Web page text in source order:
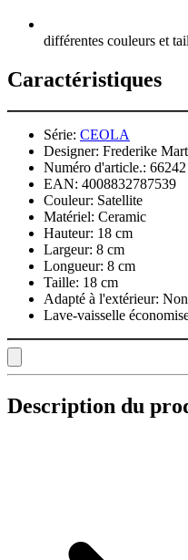
différentes couleurs et
Caractéristiques
Série: CEOLA
Designer: Frederike
Numéro d'article.: 66242
EAN: 4008832787539
Couleur: Satellite
Matériel: Ceramic
Hauteur: 18 cm
Largeur: 8 cm
Longueur: 8 cm
Taille: 18 cm
Adapté à l'extérieur: Non
Lave-vaisselle
Description du